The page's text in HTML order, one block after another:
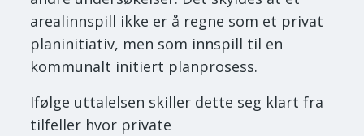
arealinnspill ikke er å regne som et privat
planinitiativ, men som innspill til en
kommunalt initiert planprosess.
Ifølge uttalelsen skiller dette seg klart fra
tilfeller hvor private